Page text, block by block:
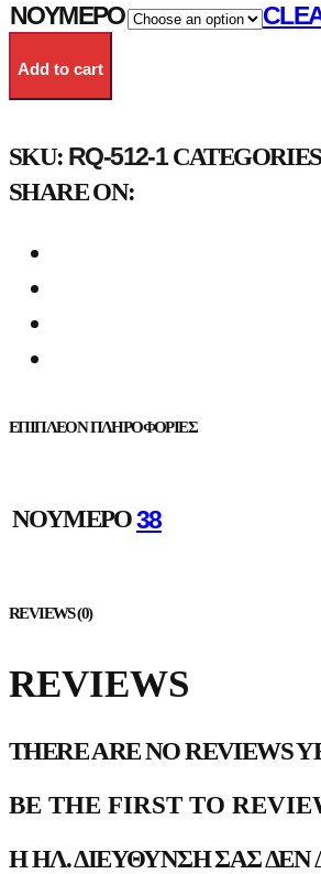
ΝΟΎΜΕΡΟ
Add to cart
SKU: RQ-512-1
SHARE ON:
ΕΠΙΠΛΈΟΝ ΠΛΗΡΟΦΟΡΊΕΣ
ΝΟΎΜΕΡΟ38
REVIEWS (0)
REVIEWS
THERE ARE NO REVIEWS
BE THE FIRST TO
Η ΗΛ. ΔΙΕΎΘΥΝΣΗ ΣΑΣ ΔΕΝ